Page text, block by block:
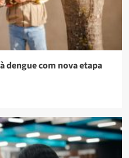
dengue com nova etapa